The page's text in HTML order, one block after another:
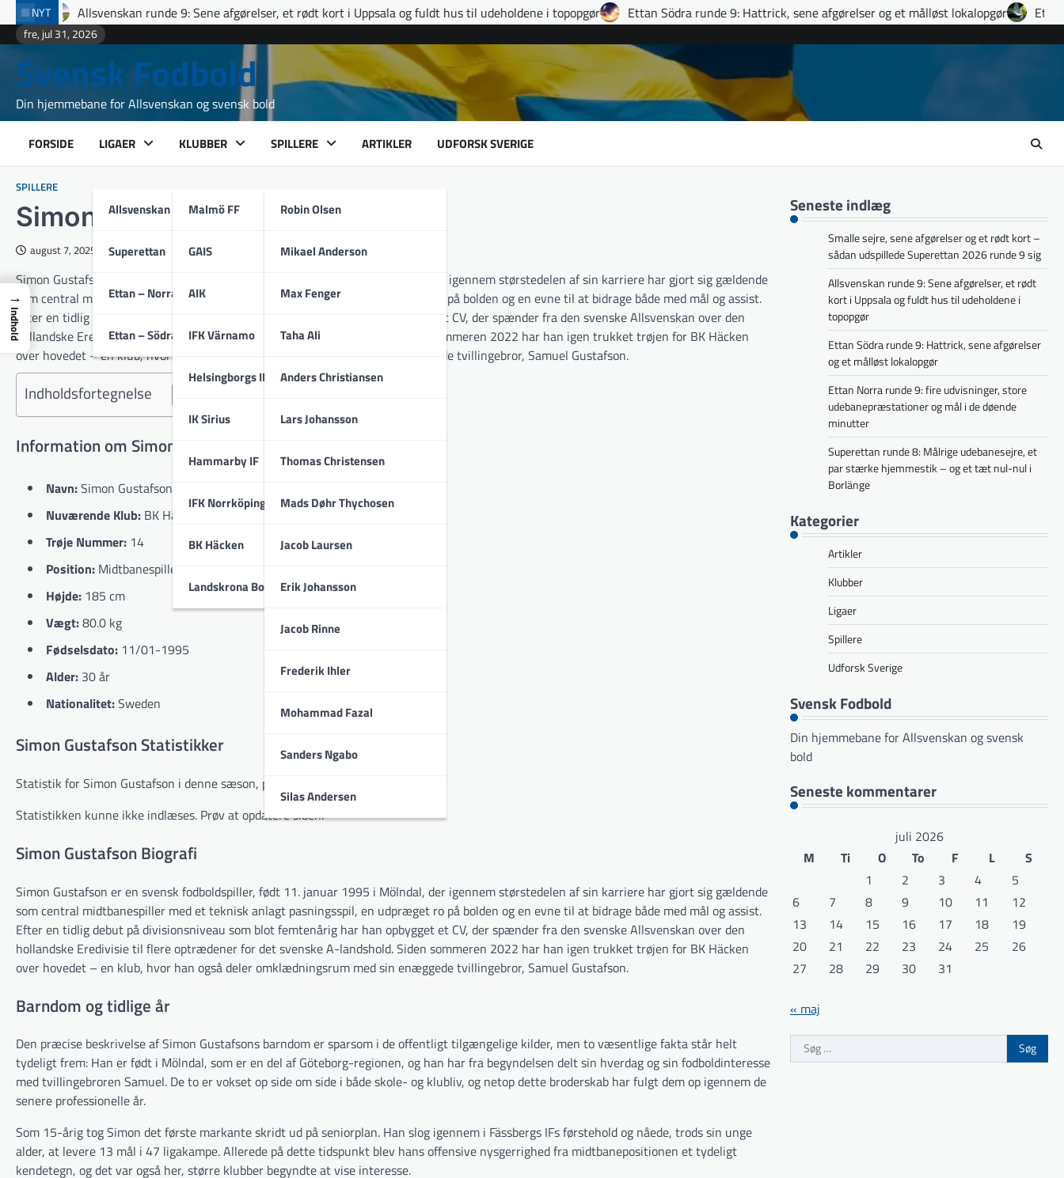
Skip
to
content
NYT
runde 9: Sene afgørelser, et rødt kort i Uppsala og fuldt hus til udeholdene i topopgør Ettan Södra runde 9: Hattrick, sene afgørelser og et målløst lokalopgør Ettan Norra runde 9:
fre, jul 31, 2026
Svensk Fodbold
Din hjemmebane for Allsvenskan og svensk bold
FORSIDE LIGAER
Allsvenskan
Superettan
Ettan – Norra
Ettan – Södra
KLUBBER
Malmö FF
GAIS
AIK
IFK Värnamo
Helsingborgs IF
IK Sirius
Hammarby IF
IFK Norrköping
BK Häcken
Landskrona BoIS
SPILLERE
Robin Olsen
Mikael Anderson
Max Fenger
Taha Ali
Anders Christiansen
Lars Johansson
Thomas Christensen
Mads Døhr Thychosen
Jacob Laursen
Erik Johansson
Jacob Rinne
Frederik Ihler
Mohammad Fazal
Sanders Ngabo
Silas Andersen
ARTIKLER UDFORSK SVERIGE
SPILLERE
Simon Gustafson
august 7, 2025
Simon Gustafson er en svensk fodboldspiller, født 11. januar 1995 i Mölndal, der igennem størstedelen af sin karriere har gjort sig gældende
som central midtbanespiller med et teknisk anlagt pasningsspil, en udpræget ro på bolden og en evne til at bidrage både med mål og assist.
Efter en tidlig debut på divisionsniveau som blot femtenårig har han opbygget et CV, der spænder fra den svenske Allsvenskan over den
hollandske Eredivisie til flere optrædener for det svenske A-landshold. Siden sommeren 2022 har han igen trukket trøjen for BK Häcken
over hovedet – en klub, hvor han også deler omklædningsrum med sin enæggede tvillingebror, Samuel Gustafson.
Indholdsfortegnelse
Information om Simon Gustafson
Navn:Simon Gustafson
Nuværende Klub: BK Häcken
Trøje Nummer: 14
Position: Midtbanespiller
Højde: 185 cm
Vægt:80.0 kg
Fødselsdato: 11/01-1995
Alder: 30 år
Nationalitet:Sweden
Simon Gustafson Statistikker
Statistik for Simon Gustafson i denne sæson, på tværs af alle turneringer:
Statistikken kunne ikke indlæses. Prøv at opdatere siden.
Simon Gustafson Biografi
Simon Gustafson er en svensk fodboldspiller, født 11. januar 1995 i Mölndal, der igennem størstedelen af sin karriere har gjort sig gældende
som central midtbanespiller med et teknisk anlagt pasningsspil, en udpræget ro på bolden og en evne til at bidrage både med mål og assist.
Efter en tidlig debut på divisionsniveau som blot femtenårig har han opbygget et CV, der spænder fra den svenske Allsvenskan over den
hollandske Eredivisie til flere optrædener for det svenske A-landshold. Siden sommeren 2022 har han igen trukket trøjen for BK Häcken
over hovedet – en klub, hvor han også deler omklædningsrum med sin enæggede tvillingebror, Samuel Gustafson.
Barndom og tidlige år
Den præcise beskrivelse af Simon Gustafsons barndom er sparsom i de offentligt tilgængelige kilder, men to væsentlige fakta står helt
tydeligt frem: Han er født i Mölndal, som er en del af Göteborg-regionen, og han har fra begyndelsen delt sin hverdag og sin fodboldinteresse
med tvillingebroren Samuel. De to er vokset op side om side i både skole- og klubliv, og netop dette broderskab har fulgt dem op igennem de
senere professionelle år.
Som 15-årig tog Simon det første markante skridt ud på seniorplan. Han slog igennem i Fässbergs IFs førstehold og nåede, trods sin unge
alder, at levere 13 mål i 47 ligakampe. Allerede på dette tidspunkt blev hans offensive nysgerrighed fra midtbanepositionen et tydeligt
kendetegn, og det var også her, større klubber begyndte at vise interesse.
Seneste indlæg
Smalle sejre, sene afgørelser og et rødt kort –
sådan udspillede Superettan 2026 runde 9 sig
Allsvenskan runde 9: Sene afgørelser, et rødt
kort i Uppsala og fuldt hus til udeholdene i
topopgør
Ettan Södra runde 9: Hattrick, sene afgørelser
og et målløst lokalopgør
Ettan Norra runde 9: fire udvisninger, store
udebanepræstationer og mål i de døende
minutter
Superettan runde 8: Målrige udebanesejre, et
par stærke hjemmestik – og et tæt nul-nul i
Borlänge
Kategorier
Artikler
Klubber
Ligaer
Spillere
Udforsk Sverige
Svensk Fodbold
Din hjemmebane for Allsvenskan og svensk
bold
Seneste kommentarer
juli 2026
M
Ti O To F L
S
1
2 3 4
5
6
7 8 9 10 11
12
13
14 15 16 17 18
19
20
21 22 23 24 25
26
27
28 29 30 31
« maj
Søg
efter:
→
Indhold